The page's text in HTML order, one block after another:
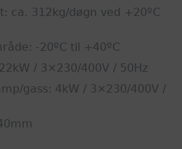
ca. 312kg/døgn ved +20ºC
-20ºC til +40ºC
/ 3×230/400V / 50Hz
gass: 4kW / 3×230/400V /